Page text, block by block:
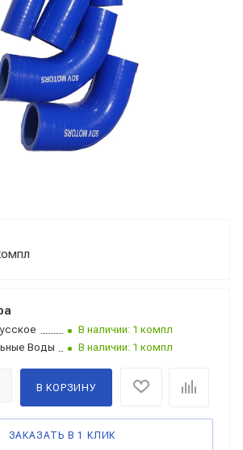
В наличии: 1 компл
Воды В наличии: 1 компл
В КОРЗИНУ
ЗАКАЗАТЬ В 1 КЛИК